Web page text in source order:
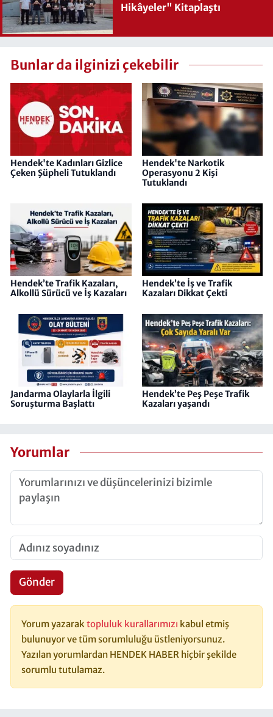
Hikâyeler" Kitaplaştı
Bunlar da ilginizi çekebilir
Hendek'te Kadınları Gizlice
Çeken Şüpheli Tutuklandı
Hendek'te Narkotik
Operasyonu 2 Kişi
Tutuklandı
Hendek’te Trafik Kazaları,
Alkollü Sürücü ve İş Kazaları
Hendek’te İş ve Trafik
Kazaları Dikkat Çekti
Jandarma Olaylarla İlgili
Soruşturma Başlattı
Hendek’te Peş Peşe Trafik
Kazaları yaşandı
Yorumlar
Gönder
Yorum yazarak topluluk kurallarımızı kabul etmiş
bulunuyor ve tüm sorumluluğu üstleniyorsunuz.
Yazılan yorumlardan HENDEK HABER hiçbir şekilde
sorumlu tutulamaz.